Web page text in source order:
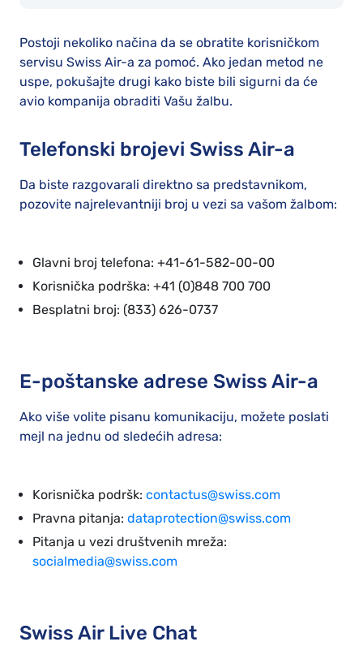
Postoji nekoliko načina da se obratite korisničkom
servisu Swiss Air-a za pomoć. Ako jedan metod ne
uspe, pokušajte drugi kako biste bili sigurni da će
avio kompanija obraditi Vašu žalbu.
Telefonski brojevi Swiss Air-a
Da biste razgovarali direktno sa predstavnikom,
pozovite najrelevantniji broj u vezi sa vašom žalbom:
Glavni broj telefona: +41-61-582-00-00
Korisnička podrška: +41 (0)848 700 700
Besplatni broj: (833) 626-0737
E-poštanske adrese Swiss Air-a
Ako više volite pisanu komunikaciju, možete poslati
mejl na jednu od sledećih adresa:
Korisnička podršk: contactus@swiss.com
Pravna pitanja: dataprotection@swiss.com
Pitanja u vezi društvenih mreža:
socialmedia@swiss.com
Swiss Air Live Chat